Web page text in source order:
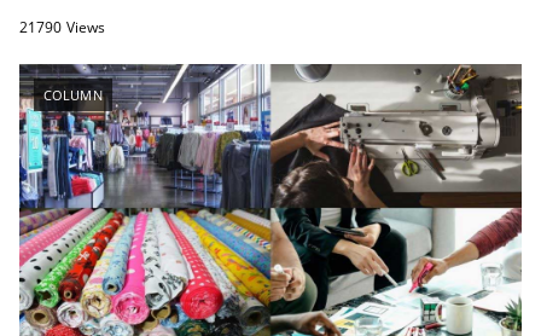
21790 Views
COLUMN